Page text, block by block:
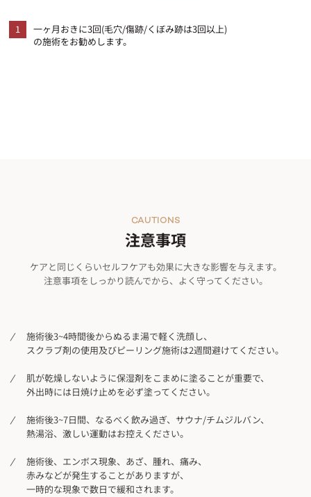
1
一ヶ月おきに3回(毛穴/傷跡/くぼみ跡は3回以上)
の施術をお勧めします。
注意事項
CAUTIONS
ケアと同じくらいセルフケアも効果に大きな影響を与えます。
注意事項をしっかり読んでから、よく守ってください。
施術後3~4時間後からぬるま湯で軽く洗顔し、
スクラブ剤の使用及びピーリング施術は2週間避けてください。
肌が乾燥しないように保湿剤をこまめに塗ることが重要で、
外出時には日焼け止めを必ず塗ってください。
施術後3~7日間、なるべく飲み過ぎ、サウナ/チムジルバン、
熱湯浴、激しい運動はお控えください。
施術後、エンボス現象、あざ、腫れ、痛み、
赤みなどが発生することがありますが、
一時的な現象で数日で緩和されます。